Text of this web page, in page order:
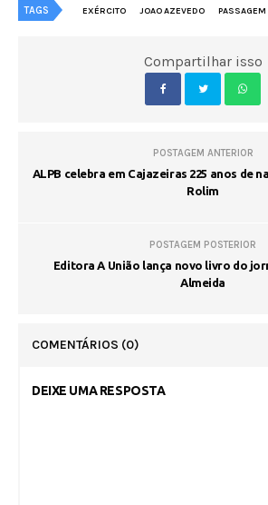
TAGS EXÉRCITO JOAO AZEVEDO
Compartilhar isso
POSTAGEM ANTERIOR
ALPB celebra em Cajazeiras 225 anos de
Rolim
POSTAGEM POSTERIOR
Editora A União lança novo livro do
Almeida
COMENTÁRIOS (0)
DEIXE UMA RESPOSTA